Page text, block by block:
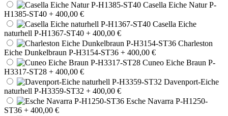
Casella Eiche Natur P-
H1385-ST40 + 400,00 €
Casella Eiche
naturhell P-H1367-ST40 + 400,00 €
Charleston
Eiche Dunkelbraun P-H3154-ST36 + 400,00 €
Cuneo Eiche Braun P-
H3317-ST28 + 400,00 €
Davenport-Eiche
naturhell P-H3359-ST32 + 400,00 €
Esche Navarra P-H1250-
ST36 + 400,00 €